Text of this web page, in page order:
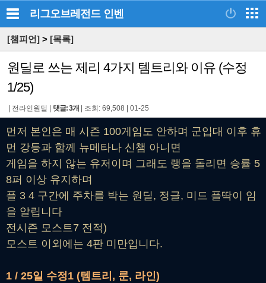
리그오브레전드 인벤
[챔피언] > [목록]
원딜로 쓰는 제리 4가지 템트리와 이유 (수정
1/25)
전라인원딜 댓글: 3개 조회: 69,508 01-25
먼저 본인은 매 시즌 100게임도 안하며 군입대 이후 휴
먼 강등과 함께 뉴메타나 신챔 아니면
게임을 하지 않는 유저이며 그래도 랭을 돌리면 승률 5
8퍼 이상 유지하며
플 3 4 구간에 주차를 박는 원딜, 정글, 미드 플딱이 임
을 알립니다
전시즌 모스트7 전적)
모스트 이외에는 4판 미만입니다.
1 / 25일 수정1 (템트리, 룬, 라인)